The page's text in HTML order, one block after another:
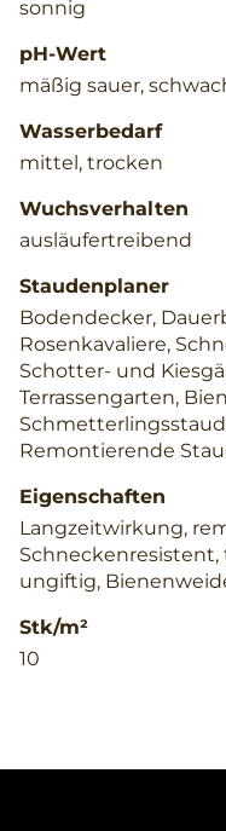
sonnig
pH-Wert
mäßig sauer,
Wasserbedarf
mittel, trocken
Wuchsverhalten
ausläufertreibend
Staudenplaner
Bodendecker,
Rosenkavaliere,
Schotter- und
Terrassengarten,
Remontierende
Eigenschaften
Langzeitwirkung,
ungiftig,
Stk/m²
10